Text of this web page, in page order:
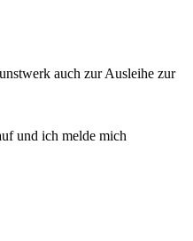
auch zur Ausleihe zur
und ich melde mich